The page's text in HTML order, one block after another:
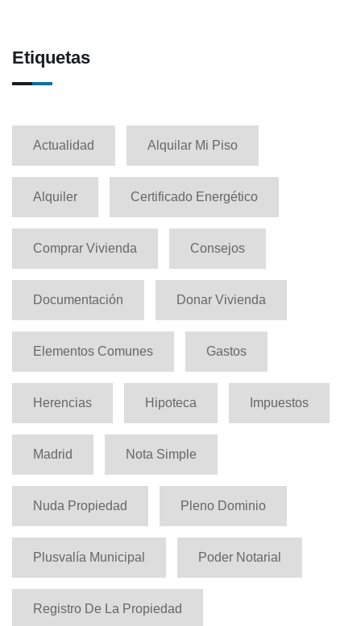
Etiquetas
Actualidad Alquilar Mi Piso
Alquiler Certificado Energético
Comprar Vivienda Consejos
Documentación Donar Vivienda
Elementos Comunes Gastos
Herencias Hipoteca Impuestos
Madrid Nota Simple
Nuda Propiedad Pleno Dominio
Plusvalía Municipal Poder Notarial
Registro De La Propiedad